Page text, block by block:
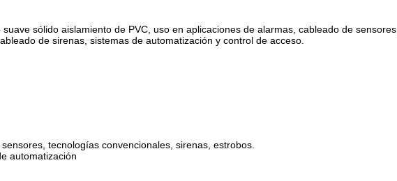
sólido aislamiento de PVC, uso en aplicaciones de alarmas, cableado de sensores,
de sirenas, sistemas de automatización y control de acceso.
tecnologías convencionales, sirenas, estrobos.
automatización